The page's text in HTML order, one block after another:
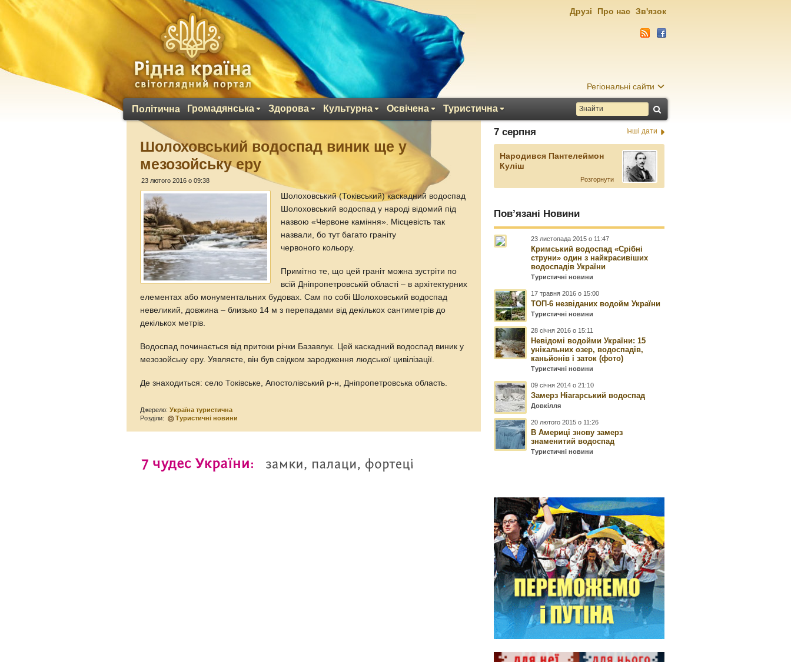
Регіональні сайти
Політична Громадянська Здорова Культурна Освічена Туристична
Друзі Про нас Зв'язок
Шолоховський водоспад виник ще у
мезозойську еру
23 лютого 2016 о 09:38
Шолоховський (Токівський) каскадний водоспад
Шолоховський водоспад у народі відомий під
назвою «Червоне каміння». Місцевість так
назвали, бо тут багато граніту
червоного кольору.
Примітно те, що цей граніт можна зустріти по
всій Дніпропетровській області – в архітектурних
елементах або монументальних будовах. Сам по собі Шолоховський водоспад
невеликий, довжина – близько 14 м з перепадами від декількох сантиметрів до
декількох метрів.
Водоспад починається від притоки річки Базавлук. Цей каскадний водоспад виник у
мезозойську еру. Уявляєте, він був свідком зародження людської цивілізації.
Де знаходиться: село Токівське, Апостолівський р-н, Дніпропетровська область.
Джерело:Україна туристична
Розділи:
Туристичні новини
7 серпня Інші дати
Народився Пантелеймон
Куліш
Розгорнути
Пов’язані Новини
23 листопада 2015 о 11:47
Кримський водоспад «Срібні
струни» один з найкрасивіших
водоспадів України
Туристичні новини
17 травня 2016 о 15:00
ТОП-6 незвіданих водойм України
Туристичні новини
28 січня 2016 о 15:11
Невідомі водойми України: 15
унікальних озер, водоспадів,
каньйонів і заток (фото)
Туристичні новини
09 січня 2014 о 21:10
Замерз Ніагарський водоспад
Довкілля
20 лютого 2015 о 11:26
В Америці знову замерз
знаменитий водоспад
Туристичні новини